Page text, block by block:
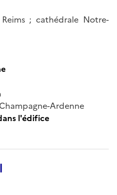
; cathédrale Notre-
Ardenne
l'édifice